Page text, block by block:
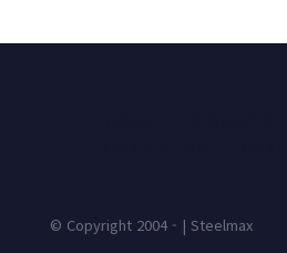
© Copyright 2004 - | Steelmax